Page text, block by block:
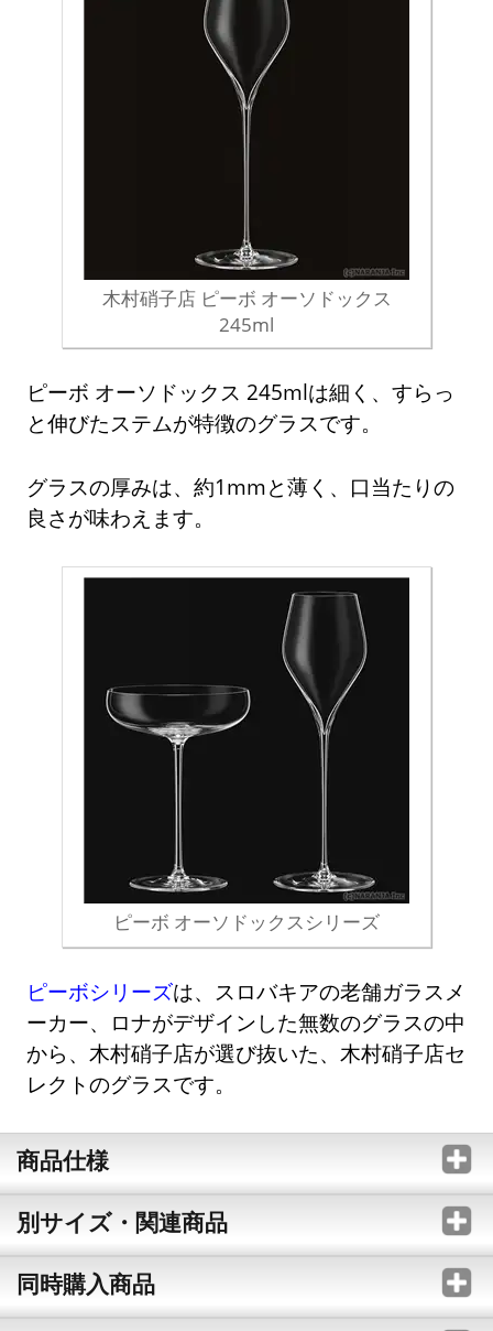
木村硝子店 ピーボ オーソドックス
245ml
ピーボ オーソドックス 245mlは細く、すらっ
と伸びたステムが特徴のグラスです。
グラスの厚みは、約1mmと薄く、口当たりの
良さが味わえます。
ピーボ オーソドックスシリーズ
ピーボシリーズは、スロバキアの老舗ガラスメ
ーカー、ロナがデザインした無数のグラスの中
から、木村硝子店が選び抜いた、木村硝子店セ
レクトのグラスです。
商品仕様
別サイズ・関連商品
同時購入商品